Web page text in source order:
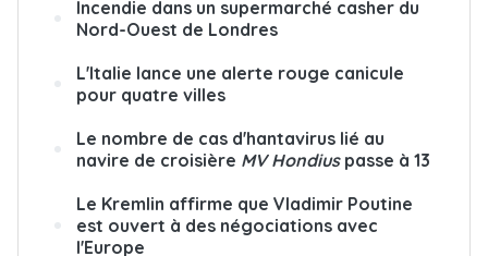
Incendie dans un supermarché casher du
Nord-Ouest de Londres
L'Italie lance une alerte rouge canicule
pour quatre villes
Le nombre de cas d'hantavirus lié au
navire de croisière MV Hondiuspasse à 13
Le Kremlin affirme que Vladimir Poutine
est ouvert à des négociations avec
l'Europe